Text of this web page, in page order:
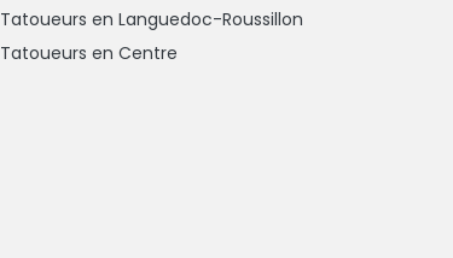
Tatoueurs en Languedoc-Roussillon
Tatoueurs en Centre